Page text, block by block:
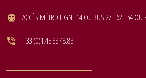
ACCÈS MÉTRO LIGNE 14 OU BUS 27 - 62 - 64 OU
+33 (0)1.45.83.48.83